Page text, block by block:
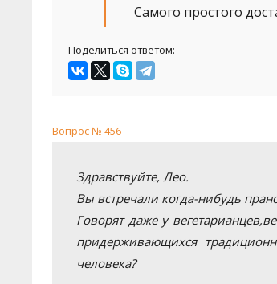
Самого простого
Поделиться ответом:
Вопрос № 456
Здравствуйте, Лео.
Вы встречали когда-нибудь
Говорят даже у
придерживающихся
человека?